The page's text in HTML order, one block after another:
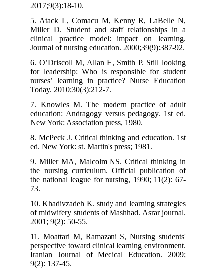
2017;9(3):18-10.
5. Atack L, Comacu M, Kenny R, LaBelle N,
Miller D. Student and staff relationships in a
clinical practice model: impact on learning.
Journal of nursing education. 2000;39(9):387-92.
6. O’Driscoll M, Allan H, Smith P. Still looking
for leadership: Who is responsible for student
nurses’ learning in practice? Nurse Education
Today. 2010;30(3):212-7.
7. Knowles M. The modern practice of adult
education: Andragogy versus pedagogy. 1st ed.
New York: Association press, 1980.
8. McPeck J. Critical thinking and education. 1st
ed. New York: st. Martin's press; 1981.
9. Miller MA, Malcolm NS. Critical thinking in
the nursing curriculum. Official publication of
the national league for nursing, 1990; 11(2): 67-
73.
10. Khadivzadeh K. study and learning strategies
of midwifery students of Mashhad. Asrar journal.
2001; 9(2): 50-55.
11. Moattari M, Ramazani S, Nursing students'
perspective toward clinical learning environment.
Iranian Journal of Medical Education. 2009;
9(2): 137-45.